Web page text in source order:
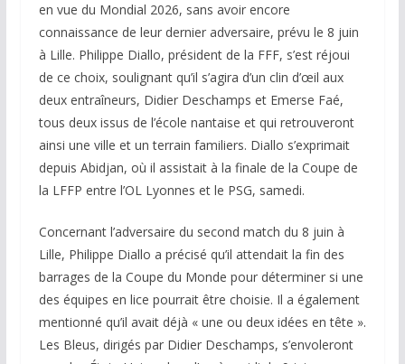
en vue du Mondial 2026, sans avoir encore
connaissance de leur dernier adversaire, prévu le 8 juin
à Lille. Philippe Diallo, président de la FFF, s’est réjoui
de ce choix, soulignant qu’il s’agira d’un clin d’œil aux
deux entraîneurs, Didier Deschamps et Emerse Faé,
tous deux issus de l’école nantaise et qui retrouveront
ainsi une ville et un terrain familiers. Diallo s’exprimait
depuis Abidjan, où il assistait à la finale de la Coupe de
la LFFP entre l’OL Lyonnes et le PSG, samedi.
Concernant l’adversaire du second match du 8 juin à
Lille, Philippe Diallo a précisé qu’il attendait la fin des
barrages de la Coupe du Monde pour déterminer si une
des équipes en lice pourrait être choisie. Il a également
mentionné qu’il avait déjà « une ou deux idées en tête ».
Les Bleus, dirigés par Didier Deschamps, s’envoleront